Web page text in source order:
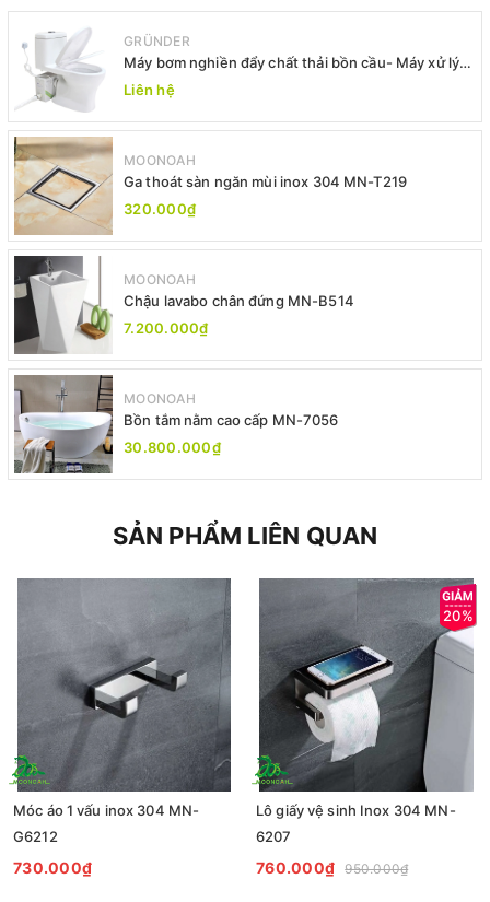
GRÜNDER
Máy bơm nghiền đẩy chất thải bồn cầu- Máy xử lý
chất thải bồn cầu -Máy bơm xả thải
Liên hệ
MOONOAH
Ga thoát sàn ngăn mùi inox 304 MN-T219
320.000₫
MOONOAH
Chậu lavabo chân đứng MN-B514
7.200.000₫
MOONOAH
Bồn tắm nằm cao cấp MN-7056
30.800.000₫
SẢN PHẨM LIÊN QUAN
Móc áo 1 vấu inox 304 MN-
G6212
730.000₫
20%
Lô giấy vệ sinh Inox 304 MN-
6207
760.000₫ 950.000₫